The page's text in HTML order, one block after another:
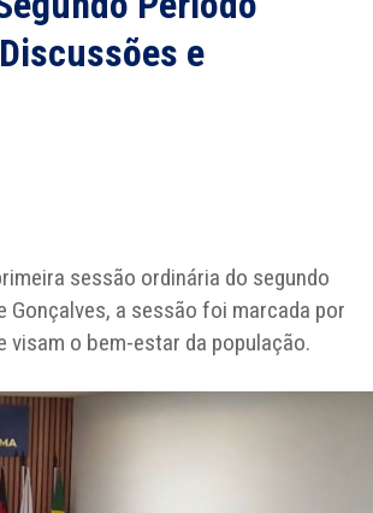
e
sessão ordinária do segundo
Gonçalves, a sessão foi marcada por
o bem-estar da população.